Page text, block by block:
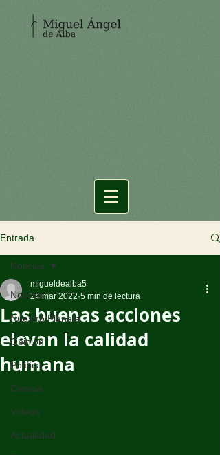
Entrada
Noticias
Nuestro Planeta
Opinión
Política
Ciencia
Videos
Actualidad
Noticias
Las buenas acciones
elevan la calidad
humana
migueldealba5
24 mar 2022 5 min de lectura